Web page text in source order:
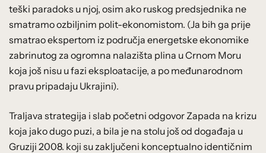
teški paradoks u njoj, osim ako ruskog predsjednika ne
smatramo ozbiljnim polit-ekonomistom. (Ja bih ga prije
smatrao ekspertom iz područja energetske ekonomike
zabrinutog za ogromna nalazišta plina u Crnom Moru
koja još nisu u fazi eksploatacije, a po međunarodnom
pravu pripadaju Ukrajini).
Traljava strategija i slab početni odgovor Zapada na krizu
koja jako dugo puzi, a bila je na stolu još od događaja u
Gruziji 2008. koji su zaključeni konceptualno identičnim